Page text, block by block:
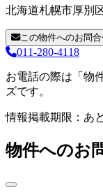
北海道札幌市厚別
この物件へのお問
011-280-4118
お電話の際は「物
ズです。
情報掲載期限：あ
物件へのお